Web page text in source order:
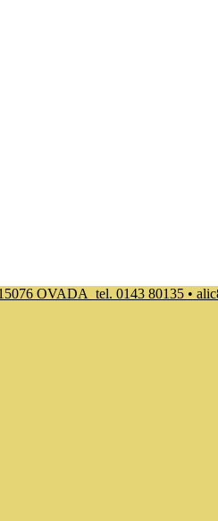
OVADA tel. 0143 80135 •